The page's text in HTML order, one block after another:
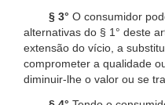
§ 3° O consumidor
alternativas do § 1° deste
extensão do vício, a
comprometer a qualidade
diminuir-lhe o valor ou se